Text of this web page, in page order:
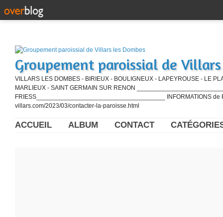
Groupement paroissial de
VILLARS LES DOMBES - BIRIEUX - BOULIGNEUX - LAPEYROUSE - LE
MARLIEUX - SAINT GERMAIN SUR RENON
FRIESS_____________________________________ INFORMATIONS de
villars.com/2023/03/contacter-la-paroisse.html
ACCUEIL ALBUM CONTACT